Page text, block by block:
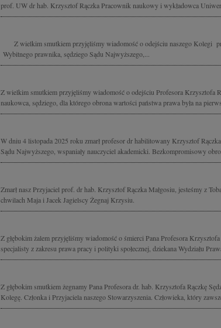
prof. UW dr hab. Krzysztof Rączka Pracownik naukowy i wykładowca
Z wielkim smutkiem przyjęliśmy wiadomość o odejściu naszego Kolegi
Wybitnego prawnika, sędziego Sądu Najwyższego,...
Z wielkim smutkiem przyjęliśmy wiadomość o odejściu Profesora Krzysztofa
naukowca, sędziego, dla którego obrona wartości państwa prawa była na
W dniu 4 listopada 2025 roku zmarł profesor dr habilitowany Krzysztof
Sądu Najwyższego, wspaniały nauczyciel akademicki. Bezkompromisowy
Zmarł nasz Przyjaciel prof. dr hab. Krzysztof Rączka Małgosiu, jesteśmy z
chwilach Maja i Jacek Jagielscy Żegnaj Krzysiu.
Z głębokim żalem przyjęliśmy wiadomość o śmierci Pana Profesora
specjalisty z zakresu prawa pracy i polityki społecznej, dziekana Wydziału Prawa
Z głębokim smutkiem żegnamy Pana Profesora dr. hab. Krzysztofa Rączkę
Kolegę. Członka i Przyjaciela naszego Stowarzyszenia. Człowieka, który